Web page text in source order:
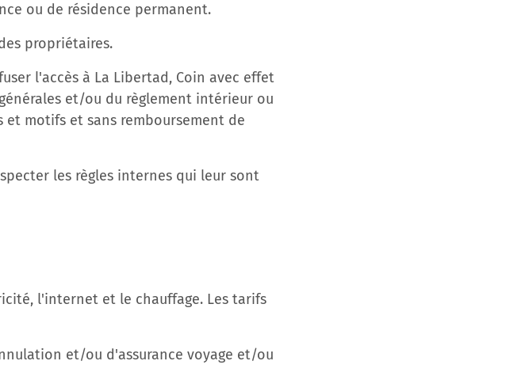
ou de résidence permanent.
propriétaires.
l'accès à La Libertad, Coin avec effet
et/ou du règlement intérieur ou
motifs et sans remboursement de
les règles internes qui leur sont
l'internet et le chauffage. Les tarifs
et/ou d'assurance voyage et/ou